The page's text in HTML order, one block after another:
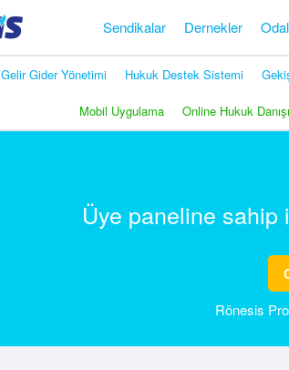
Sendikalar Dernekler
Gelir Gider Yönetimi Hukuk Destek Sistemi
Mobil Uygulama Online Hukuk
Üye paneline sahip
Rönesis